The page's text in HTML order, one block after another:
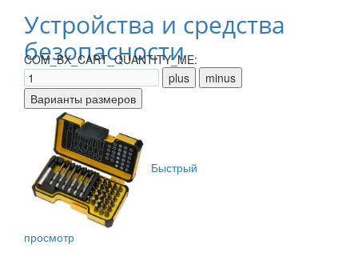
Устройства и средства
безопасности
COM_BX_CART_QUANTITY_ME:
Быстрый
просмотр